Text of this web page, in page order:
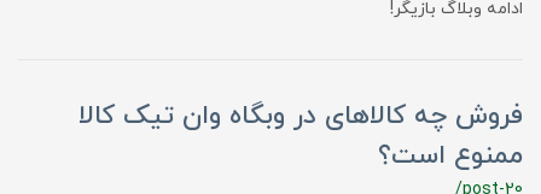
ادامه وبلاگ بازیگر!
فروش چه کالاهای در وبگاه وان تیک کالا
ممنوع است؟